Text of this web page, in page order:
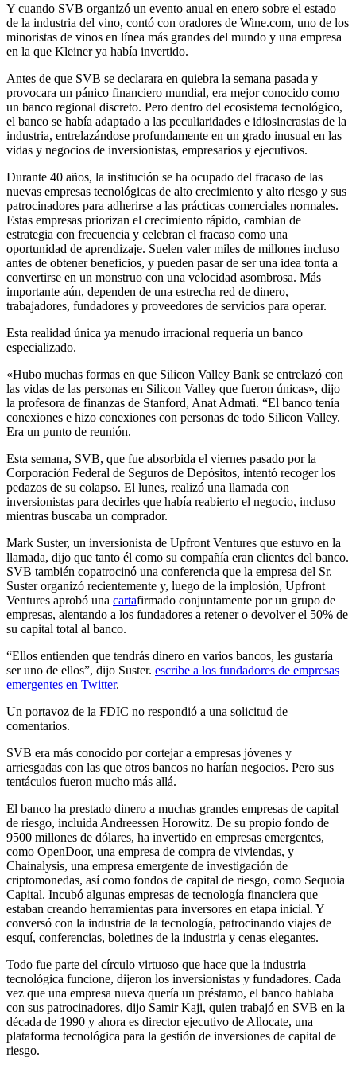
Y cuando SVB organizó un evento anual en enero sobre el estado
de la industria del vino, contó con oradores de Wine.com, uno de los
minoristas de vinos en línea más grandes del mundo y una empresa
en la que Kleiner ya había invertido.
Antes de que SVB se declarara en quiebra la semana pasada y
provocara un pánico financiero mundial, era mejor conocido como
un banco regional discreto. Pero dentro del ecosistema tecnológico,
el banco se había adaptado a las peculiaridades e idiosincrasias de la
industria, entrelazándose profundamente en un grado inusual en las
vidas y negocios de inversionistas, empresarios y ejecutivos.
Durante 40 años, la institución se ha ocupado del fracaso de las
nuevas empresas tecnológicas de alto crecimiento y alto riesgo y sus
patrocinadores para adherirse a las prácticas comerciales normales.
Estas empresas priorizan el crecimiento rápido, cambian de
estrategia con frecuencia y celebran el fracaso como una
oportunidad de aprendizaje. Suelen valer miles de millones incluso
antes de obtener beneficios, y pueden pasar de ser una idea tonta a
convertirse en un monstruo con una velocidad asombrosa. Más
importante aún, dependen de una estrecha red de dinero,
trabajadores, fundadores y proveedores de servicios para operar.
Esta realidad única ya menudo irracional requería un banco
especializado.
«Hubo muchas formas en que Silicon Valley Bank se entrelazó con
las vidas de las personas en Silicon Valley que fueron únicas», dijo
la profesora de finanzas de Stanford, Anat Admati. “El banco tenía
conexiones e hizo conexiones con personas de todo Silicon Valley.
Era un punto de reunión.
Esta semana, SVB, que fue absorbida el viernes pasado por la
Corporación Federal de Seguros de Depósitos, intentó recoger los
pedazos de su colapso. El lunes, realizó una llamada con
inversionistas para decirles que había reabierto el negocio, incluso
mientras buscaba un comprador.
Mark Suster, un inversionista de Upfront Ventures que estuvo en la
llamada, dijo que tanto él como su compañía eran clientes del banco.
SVB también copatrocinó una conferencia que la empresa del Sr.
Suster organizó recientemente y, luego de la implosión, Upfront
Ventures aprobó una cartafirmado conjuntamente por un grupo de
empresas, alentando a los fundadores a retener o devolver el 50% de
su capital total al banco.
“Ellos entienden que tendrás dinero en varios bancos, les gustaría
ser uno de ellos”, dijo Suster. escribe a los fundadores de empresas
emergentes en Twitter.
Un portavoz de la FDIC no respondió a una solicitud de
comentarios.
SVB era más conocido por cortejar a empresas jóvenes y
arriesgadas con las que otros bancos no harían negocios. Pero sus
tentáculos fueron mucho más allá.
El banco ha prestado dinero a muchas grandes empresas de capital
de riesgo, incluida Andreessen Horowitz. De su propio fondo de
9500 millones de dólares, ha invertido en empresas emergentes,
como OpenDoor, una empresa de compra de viviendas, y
Chainalysis, una empresa emergente de investigación de
criptomonedas, así como fondos de capital de riesgo, como Sequoia
Capital. Incubó algunas empresas de tecnología financiera que
estaban creando herramientas para inversores en etapa inicial. Y
conversó con la industria de la tecnología, patrocinando viajes de
esquí, conferencias, boletines de la industria y cenas elegantes.
Todo fue parte del círculo virtuoso que hace que la industria
tecnológica funcione, dijeron los inversionistas y fundadores. Cada
vez que una empresa nueva quería un préstamo, el banco hablaba
con sus patrocinadores, dijo Samir Kaji, quien trabajó en SVB en la
década de 1990 y ahora es director ejecutivo de Allocate, una
plataforma tecnológica para la gestión de inversiones de capital de
riesgo.